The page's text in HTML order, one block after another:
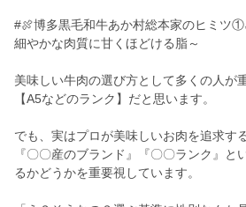
#🍖博多黒毛和牛あか村総本家のヒミツ
細やかな肉質に甘くほどける脂～
美味しい牛肉の選び方として多くの人が
【A5などのランク】だと思います。
でも、実はプロが美味しいお肉を追求す
『〇〇産のブランド』『〇〇ランク』と
るかどうかを重要視しています。